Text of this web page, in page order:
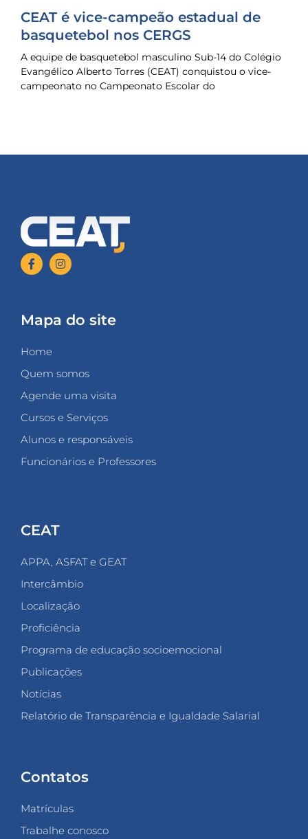
CEAT é vice-campeão estadual de
basquetebol nos CERGS
A equipe de basquetebol masculino Sub-14 do Colégio
Evangélico Alberto Torres (CEAT) conquistou o vice-
campeonato no Campeonato Escolar do
Mapa do site
Home
Quem somos
Agende uma visita
Cursos e Serviços
Alunos e responsáveis
Funcionários e Professores
CEAT
APPA, ASFAT e GEAT
Intercâmbio
Localização
Proficiência
Programa de educação socioemocional
Publicações
Notícias
Relatório de Transparência e Igualdade Salarial
Contatos
Matrículas
Trabalhe conosco